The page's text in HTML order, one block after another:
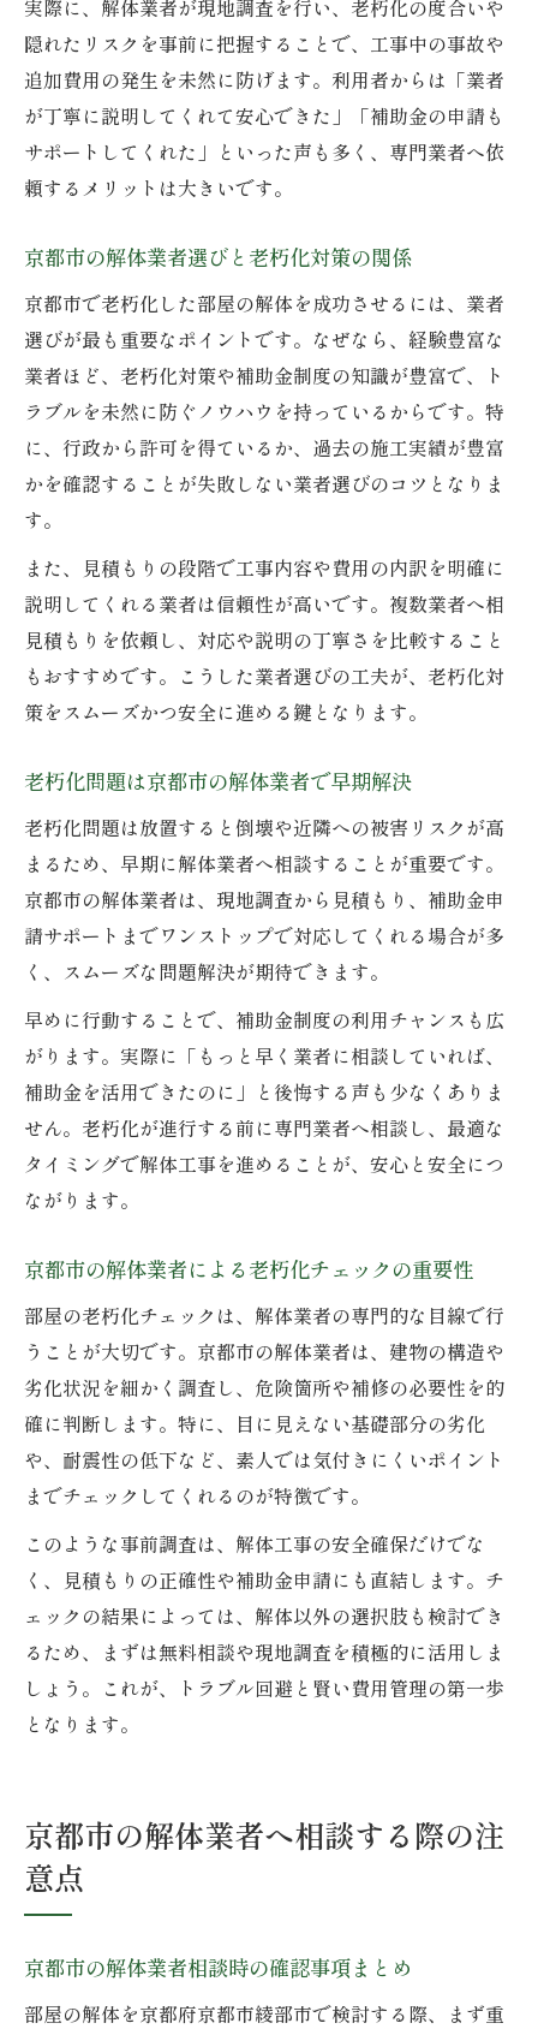
実際に、解体業者が現地調査を行い、老朽化の度合いや
隠れたリスクを事前に把握することで、工事中の事故や
追加費用の発生を未然に防げます。利用者からは「業者
が丁寧に説明してくれて安心できた」「補助金の申請も
サポートしてくれた」といった声も多く、専門業者へ依
頼するメリットは大きいです。
京都市の解体業者選びと老朽化対策の関係
京都市で老朽化した部屋の解体を成功させるには、業者
選びが最も重要なポイントです。なぜなら、経験豊富な
業者ほど、老朽化対策や補助金制度の知識が豊富で、ト
ラブルを未然に防ぐノウハウを持っているからです。特
に、行政から許可を得ているか、過去の施工実績が豊富
かを確認することが失敗しない業者選びのコツとなりま
す。
また、見積もりの段階で工事内容や費用の内訳を明確に
説明してくれる業者は信頼性が高いです。複数業者へ相
見積もりを依頼し、対応や説明の丁寧さを比較すること
もおすすめです。こうした業者選びの工夫が、老朽化対
策をスムーズかつ安全に進める鍵となります。
老朽化問題は京都市の解体業者で早期解決
老朽化問題は放置すると倒壊や近隣への被害リスクが高
まるため、早期に解体業者へ相談することが重要です。
京都市の解体業者は、現地調査から見積もり、補助金申
請サポートまでワンストップで対応してくれる場合が多
く、スムーズな問題解決が期待できます。
早めに行動することで、補助金制度の利用チャンスも広
がります。実際に「もっと早く業者に相談していれば、
補助金を活用できたのに」と後悔する声も少なくありま
せん。老朽化が進行する前に専門業者へ相談し、最適な
タイミングで解体工事を進めることが、安心と安全につ
ながります。
京都市の解体業者による老朽化チェックの重要性
部屋の老朽化チェックは、解体業者の専門的な目線で行
うことが大切です。京都市の解体業者は、建物の構造や
劣化状況を細かく調査し、危険箇所や補修の必要性を的
確に判断します。特に、目に見えない基礎部分の劣化
や、耐震性の低下など、素人では気付きにくいポイント
までチェックしてくれるのが特徴です。
このような事前調査は、解体工事の安全確保だけでな
く、見積もりの正確性や補助金申請にも直結します。チ
ェックの結果によっては、解体以外の選択肢も検討でき
るため、まずは無料相談や現地調査を積極的に活用しま
しょう。これが、トラブル回避と賢い費用管理の第一歩
となります。
京都市の解体業者へ相談する際の注
意点
京都市の解体業者相談時の確認事項まとめ
部屋の解体を京都府京都市綾部市で検討する際、まず重